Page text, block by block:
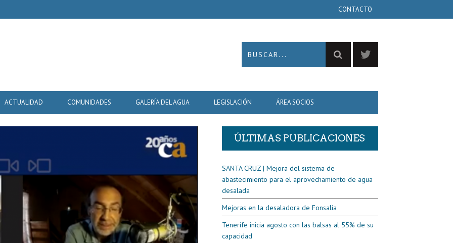
CONTACTO
ACTUALIDAD COMUNIDADES GALERÍA DEL AGUA LEGISLACIÓN ÁREA SOCIOS
ÚLTIMAS PUBLICACIONES
SANTA CRUZ | Mejora del sistema de
abastecimiento para el aprovechamiento de agua
desalada
Mejoras en la desaladora de Fonsalía
Tenerife inicia agosto con las balsas al 55% de su
capacidad